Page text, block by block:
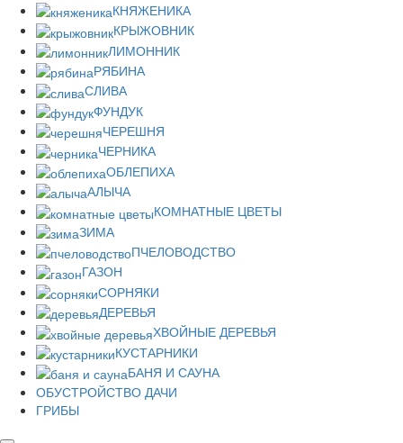
КНЯЖЕНИКА
КРЫЖОВНИК
ЛИМОННИК
РЯБИНА
СЛИВА
ФУНДУК
ЧЕРЕШНЯ
ЧЕРНИКА
ОБЛЕПИХА
АЛЫЧА
КОМНАТНЫЕ ЦВЕТЫ
ЗИМА
ПЧЕЛОВОДСТВО
ГАЗОН
СОРНЯКИ
ДЕРЕВЬЯ
ХВОЙНЫЕ ДЕРЕВЬЯ
КУСТАРНИКИ
БАНЯ И САУНА
ОБУСТРОЙСТВО ДАЧИ
ГРИБЫ